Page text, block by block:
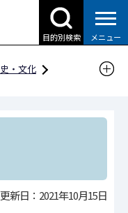
目的別検索 メニュー
・文化
別
名勝
更新日：2021年10月15日